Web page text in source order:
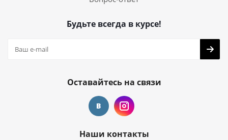
Будьте всегда в курсе!
Оставайтесь на связи
Наши контакты